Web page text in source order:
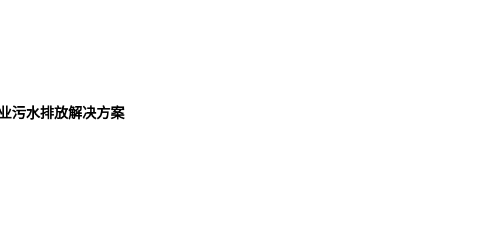
污水排放解决方案